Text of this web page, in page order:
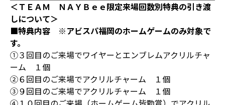
＜ＴＥＡＭ ＮＡＹＢｅｅ限定来場回数別特典の引き渡
しについて＞
■特典内容 ※アビスパ福岡のホームゲームのみ対象で
す。
①３回目のご来場でワイヤーとエンブレムアクリルチャ
ーム １個
②６回目のご来場でアクリルチャーム １個
③９回目のご来場でアクリルチャーム １個